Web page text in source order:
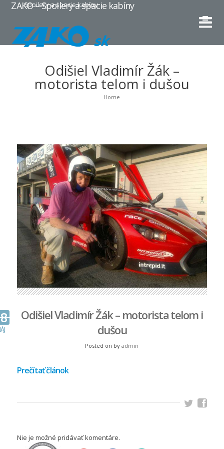
ZAKO – Spoilery a spacie kabíny
Spoilery a spacie kabíny
Odišiel Vladimír Žák –
motorista telom i dušou
Home
Odišiel Vladimír Žák – motorista telom i
dušou
Posted on by admin
Prečítať článok
Nie je možné pridávať komentáre.